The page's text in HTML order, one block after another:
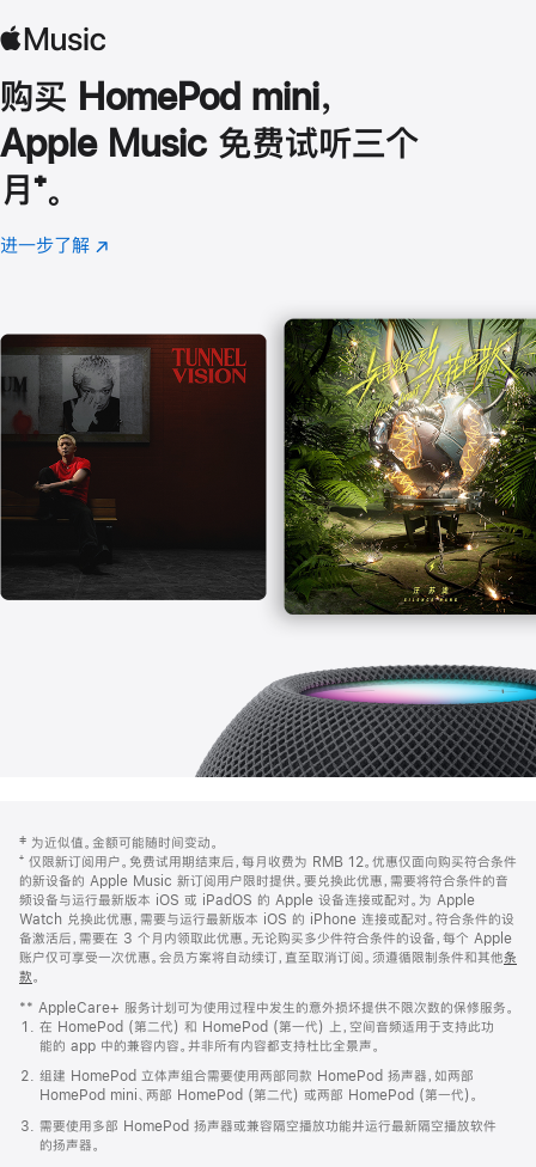
购买 HomePod mini，
Apple Music 免费试听三个
月 脚
注
⁺。
进一步了解 Apple
(在
口
中
打
开)
页
页
脚
注
‡ 为近似值。金额可能随时间变动。
⁺ 仅限新订阅用户。免费试用期结束后，每月收费为 RMB 12。优惠仅面向购买符合条件
的新设备的 Apple Music 新订阅用户限时提供。要兑换此优惠，需要将符合条件的音
频设备与运行最新版本 iOS 或 iPadOS 的 Apple 设备连接或配对。为 Apple
Watch 兑换此优惠，需要与运行最新版本 iOS 的 iPhone 连接或配对。符合条件的设
备激活后，需要在 3 个月内领取此优惠。无论购买多少件符合条件的设备，每个 Apple
账户仅可享受一次优惠。会员方案将自动续订，直至取消订阅。须遵循限制条件和其他条
款。
窗
口
中
打
开)
** AppleCare+ 服务计划可为使用过程中发生的意外损坏提供不限次数的保修服务。
在 HomePod (第二代) 和 HomePod (第一代) 上，空间音频适用于支持此功
能的 app 中的兼容内容。并非所有内容都支持杜比全景声。
组建 HomePod 立体声组合需要使用两部同款 HomePod 扬声器，如两部
HomePod mini、两部 HomePod (第二代) 或两部 HomePod (第一代)。
需要使用多部 HomePod 扬声器或兼容隔空播放功能并运行最新隔空播放软件
的扬声器。